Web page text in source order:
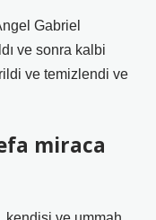
Gabriel
ve sonra kalbi
ve temizlendi ve
miraca